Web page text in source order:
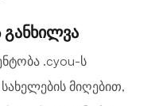
განხილვა
.cyou-ს
მიღებით,